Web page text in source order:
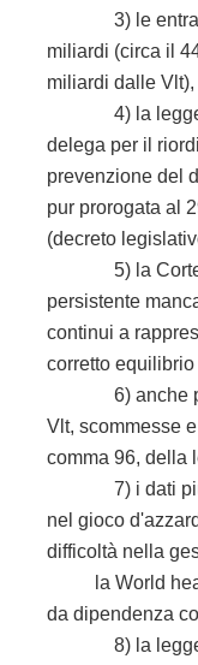
3) le entrate
miliardi (circa il
miliardi dalle
4) la legge 9
delega per il
prevenzione del
pur prorogata al
(decreto
5) la Corte dei
persistente
continui a
corretto
6) anche per
Vlt, scommesse
comma 96, della
7) i dati più
nel gioco
difficoltà nella
la World
da dipendenza
8) la legge 30